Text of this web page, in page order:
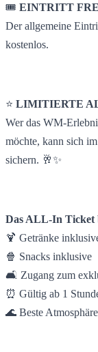
🎟️ EINTRITT
Der allgemeine
kostenlos.
⭐ LIMITIERTE
Wer das WM-
möchte, kann sich
sichern. 🥂✨
Das ALL-In Ticket
🍹 Getränke
🍿 Snacks inklusive
🛋️ Zugang zum
⏰ Gültig ab 1
🌊 Beste